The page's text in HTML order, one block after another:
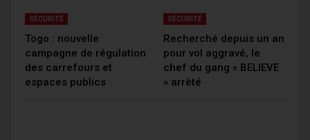
SÉCURITÉ
Togo : nouvelle
campagne de régulation
des carrefours et
espaces publics
SÉCURITÉ
Recherché depuis un an
pour vol aggravé, le
chef du gang « BELIEVE
» arrêté